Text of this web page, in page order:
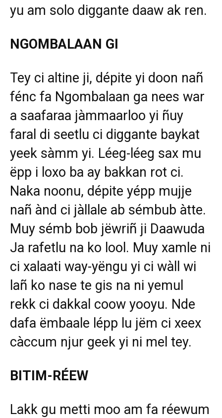
yu am solo diggante daaw ak ren.
NGOMBALAAN GI
Tey ci altine ji, dépite yi doon nañ
fénc fa Ngombalaan ga nees war
a saafaraa jàmmaarloo yi ñuy
faral di seetlu ci diggante baykat
yeek sàmm yi. Léeg-léeg sax mu
ëpp i loxo ba ay bakkan rot ci.
Naka noonu, dépite yépp mujje
nañ ànd ci jàllale ab sémbub àtte.
Muy sémb bob jëwriñ ji Daawuda
Ja rafetlu na ko lool. Muy xamle ni
ci xalaati way-yëngu yi ci wàll wi
lañ ko nase te gis na ni yemul
rekk ci dakkal coow yooyu. Nde
dafa ëmbaale lépp lu jëm ci xeex
càccum njur geek yi ni mel tey.
BITIM-RÉEW
Lakk gu metti moo am fa réewum